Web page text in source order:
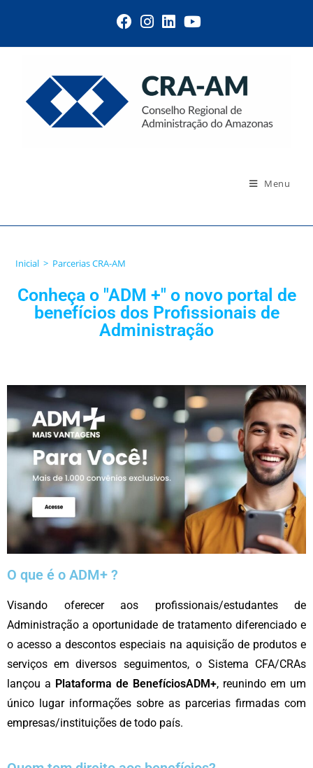
Menu
Inicial > Parcerias CRA-AM
Conheça o "ADM +" o novo portal de
benefícios dos Profissionais de
Administração
O que é o ADM+ ?
Visando oferecer aos profissionais/estudantes de
Administração a oportunidade de tratamento diferenciado e
o acesso a descontos especiais na aquisição de produtos e
serviços em diversos seguimentos, o Sistema CFA/CRAs
lançou a Plataforma de BenefíciosADM+, reunindo em um
único lugar informações sobre as parcerias firmadas com
empresas/instituições de todo país.